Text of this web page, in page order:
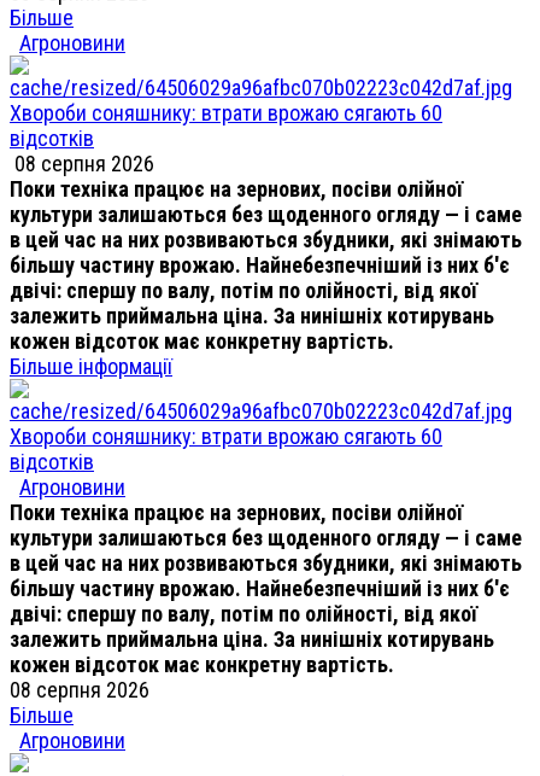
Більше
Агроновини
Хвороби соняшнику: втрати врожаю сягають 60
відсотків
08 серпня 2026
Поки техніка працює на зернових, посіви олійної
культури залишаються без щоденного огляду — і саме
в цей час на них розвиваються збудники, які знімають
більшу частину врожаю. Найнебезпечніший із них б'є
двічі: спершу по валу, потім по олійності, від якої
залежить приймальна ціна. За нинішніх котирувань
кожен відсоток має конкретну вартість.
Більше інформації
Хвороби соняшнику: втрати врожаю сягають 60
відсотків
Агроновини
Поки техніка працює на зернових, посіви олійної
культури залишаються без щоденного огляду — і саме
в цей час на них розвиваються збудники, які знімають
більшу частину врожаю. Найнебезпечніший із них б'є
двічі: спершу по валу, потім по олійності, від якої
залежить приймальна ціна. За нинішніх котирувань
кожен відсоток має конкретну вартість.
08 серпня 2026
Більше
Агроновини